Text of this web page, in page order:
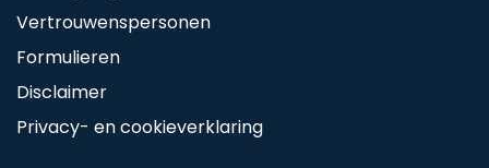
Vertrouwenspersonen
Formulieren
Disclaimer
Privacy- en cookieverklaring